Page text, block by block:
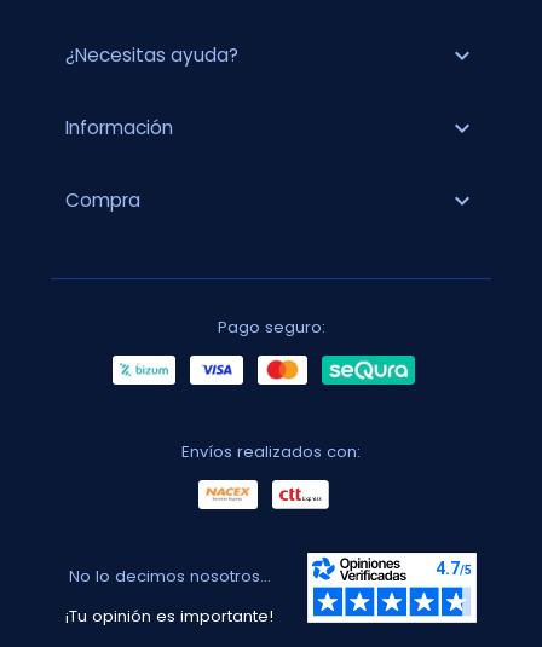
¿Necesitas ayuda? expand_more
Información expand_more
Compra expand_more
Pago seguro:
Envíos realizados con:
No lo decimos nosotros...
¡Tu opinión es importante!